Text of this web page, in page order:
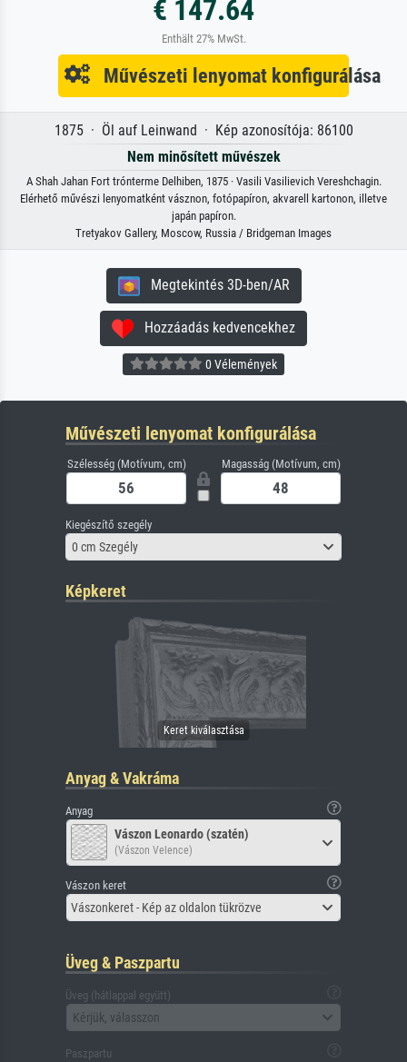
€ 147.64
Enthält 27% MwSt.
Művészeti lenyomat konfigurálása
1875 · Öl auf Leinwand · Kép azonosítója: 86100
Nem minősített művészek
A Shah Jahan Fort trónterme Delhiben, 1875 · Vasili Vasilievich Vereshchagin.
Elérhető művészi lenyomatként vásznon, fotópapíron, akvarell kartonon, illetve
japán papíron.
Tretyakov Gallery, Moscow, Russia / Bridgeman Images
Megtekintés 3D-ben/AR
Hozzáadás kedvencekhez
0 Vélemények
Művészeti lenyomat konfigurálása
Szélesség (Motívum, cm) Magasság (Motívum, cm)
Kiegészítő szegély
0 cm Szegély
Képkeret
Anyag & Vakráma
Anyag
Vászon Leonardo (szatén)
(Vászon Velence)
Vászon keret
Vászonkeret - Kép az oldalon tükrözve
Üveg & Paszpartu
Üveg (hátlappal együtt)
Kérjük, válasszon
Paszpartu